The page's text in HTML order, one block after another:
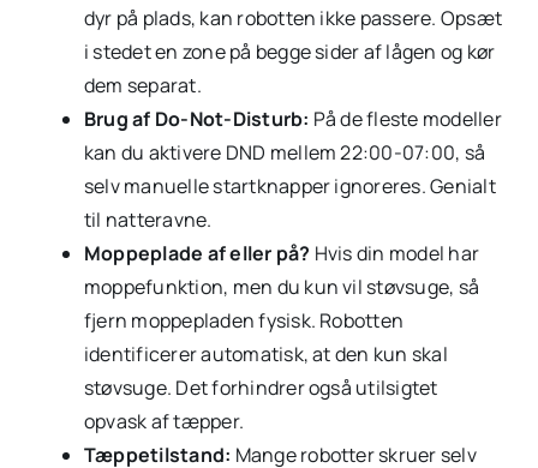
dyr på plads, kan robotten ikke passere. Opsæt
i stedet en zone på begge sider af lågen og kør
dem separat.
Brug af Do-Not-Disturb: På de fleste modeller
kan du aktivere DND mellem 22:00-07:00, så
selv manuelle startknapper ignoreres. Genialt
til natteravne.
Moppeplade af eller på? Hvis din model har
moppefunktion, men du kun vil støvsuge, så
fjern moppepladen fysisk. Robotten
identificerer automatisk, at den kun skal
støvsuge. Det forhindrer også utilsigtet
opvask af tæpper.
Tæppetilstand: Mange robotter skruer selv